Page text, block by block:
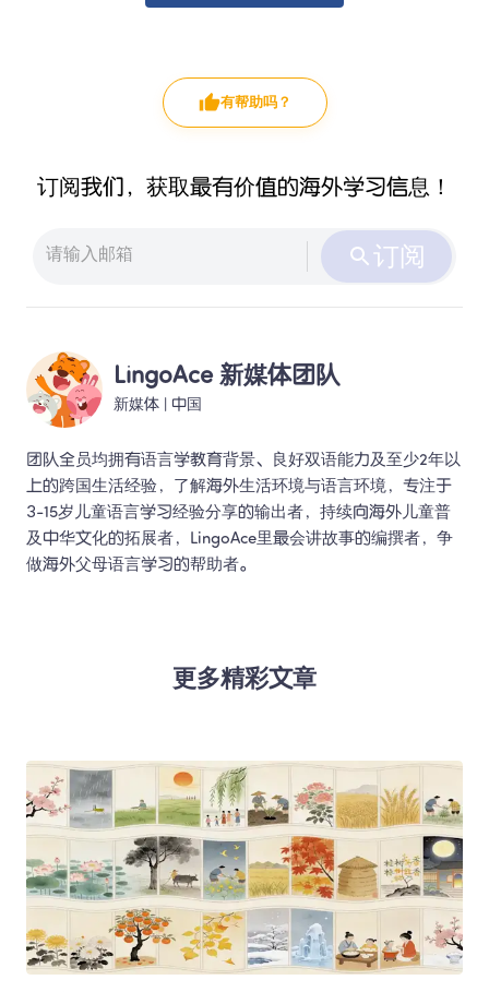
有帮助吗？
订阅我们，获取最有价值的海外学习信息！
订阅
LingoAce 新媒体团队
新媒体 中国
团队全员均拥有语言学教育背景、良好双语能力及至少2年以
上的跨国生活经验，了解海外生活环境与语言环境，专注于
3-15岁儿童语言学习经验分享的输出者，持续向海外儿童普
及中华文化的拓展者，LingoAce里最会讲故事的编撰者，争
做海外父母语言学习的帮助者。
更多精彩文章